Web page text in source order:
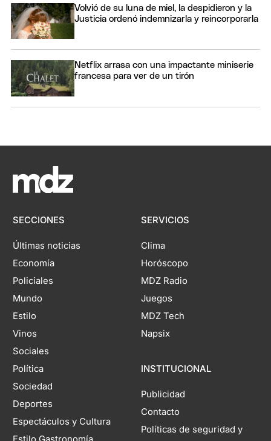
Volvió de su luna de miel, la despidieron y la
Justicia ordenó indemnizarla y reincorporarla
Netflix arrasa con una impactante miniserie
francesa para ver de un tirón
SECCIONES
Últimas noticias
Economía
Policiales
Mundo
Estilo
Vinos
Sociales
Política
Sociedad
Deportes
Espectáculos y Cultura
SERVICIOS
Clima
Horóscopo
MDZ Radio
Juegos
MDZ Tech
Napsix
INSTITUCIONAL
Publicidad
Contacto
Políticas de seguridad y